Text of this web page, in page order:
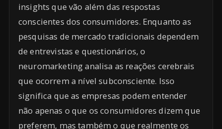
insights que vão além das respostas
conscientes dos consumidores. Enquanto as
pesquisas de mercado tradicionais dependem
de entrevistas e questionários, o
neuromarketing analisa as reações cerebrais
que ocorrem a nível subconsciente. Isso
significa que as empresas podem entender
não apenas o que os consumidores dizem que
preferem, mas também o que realmente os